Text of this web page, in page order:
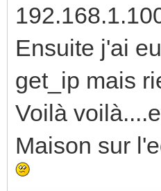
Ensuite j'ai
get_ip mais
Voilà
Maison sur